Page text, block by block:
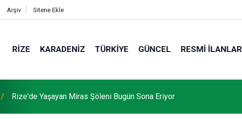
Arşiv Sitene Ekle
RIZE KARADENIZ TÜRKIYE GÜNCEL RESMI İLANLAR
Rize'de Yaşayan Miras Şöleni Bugün Sona Eriyor